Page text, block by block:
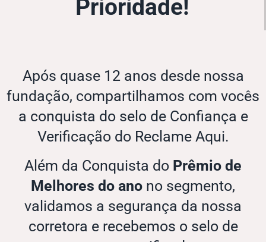
Prioridade!
Após quase 12 anos desde nossa
fundação, compartilhamos com vocês
a conquista do selo de Confiança e
Verificação do Reclame Aqui.
Além da Conquista do Prêmio de
Melhores do ano no segmento,
validamos a segurança da nossa
corretora e recebemos o selo de